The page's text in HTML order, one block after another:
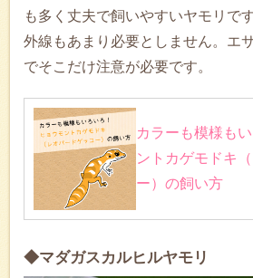
も多く丈夫で飼いやすいヤモリで
外線もあまり必要としません。エ
でそこだけ注意が必要です。
カラーも模様も
ントカゲモドキ
ー）の飼い方
◆マダガスカルヒルヤモリ